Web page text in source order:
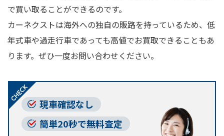
で買い取ることができるのです。
カーネクストは海外への独自の販路を持っているため、低
年式車や過走行車であっても高値でお買取できることもあ
ります。ぜひ一度お問い合わせください。
現車確認なし
簡単20秒で無料査定